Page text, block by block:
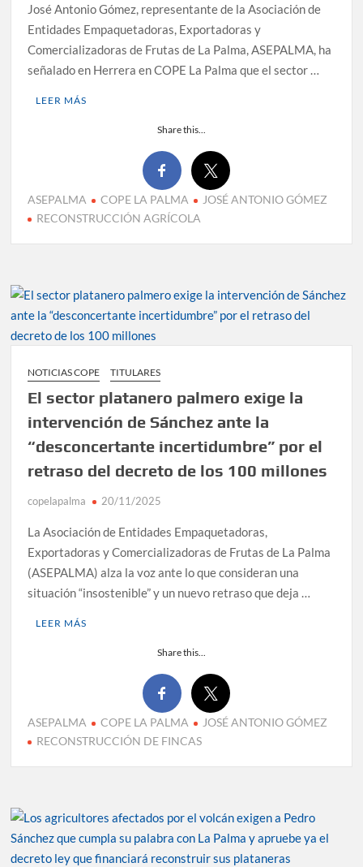
José Antonio Gómez, representante de la Asociación de
Entidades Empaquetadoras, Exportadoras y
Comercializadoras de Frutas de La Palma, ASEPALMA, ha
señalado en Herrera en COPE La Palma que el sector …
LEER MÁS
Share this...
ASEPALMA COPE LA PALMA
JOSÉ ANTONIO GÓMEZ
RECONSTRUCCIÓN AGRÍCOLA
NOTICIAS COPE TITULARES
El sector platanero palmero exige la
intervención de Sánchez ante la
“desconcertante incertidumbre” por el
retraso del decreto de los 100 millones
copelapalma 20/11/2025
La Asociación de Entidades Empaquetadoras,
Exportadoras y Comercializadoras de Frutas de La Palma
(ASEPALMA) alza la voz ante lo que consideran una
situación “insostenible” y un nuevo retraso que deja …
LEER MÁS
Share this...
ASEPALMA COPE LA PALMA
JOSÉ ANTONIO GÓMEZ
RECONSTRUCCIÓN DE FINCAS